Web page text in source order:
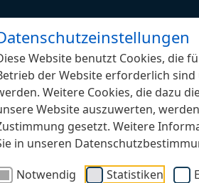
Website benutzt Cookies, die
der Website erforderlich
Weitere Cookies, die dazu
Website auszuwerten,
gesetzt. Weitere
in unseren
Notwendig
Statistiken
- Schaustelle
משלחות נוער
אתם בבנייה